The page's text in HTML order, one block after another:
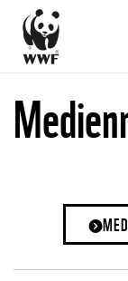
Direkt
zum
Inhalt